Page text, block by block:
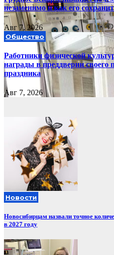
незаменимо и как его
Авг 7, 2026
Общество
Работники физической
награды в преддверии своего
праздника
Авг 7, 2026
Новости
Новосибирцам назвали точное
в 2027 году